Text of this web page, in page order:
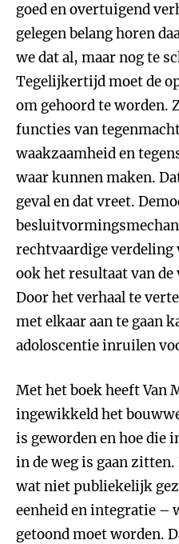
goed en overtuigend
gelegen belang horen
we dat al, maar nog te
Tegelijkertijd moet de
om gehoord te worden.
functies van
waakzaamheid en
waar kunnen maken.
geval en dat vreet.
rechtvaardige verdeling
ook het resultaat van
Door het verhaal te
met elkaar aan te gaan
adoloscentie inruilen
Met het boek heeft Van
ingewikkeld het
is geworden en hoe die
in de weg is gaan
wat niet publiekelijk
eenheid en integratie –
getoond moet worden.